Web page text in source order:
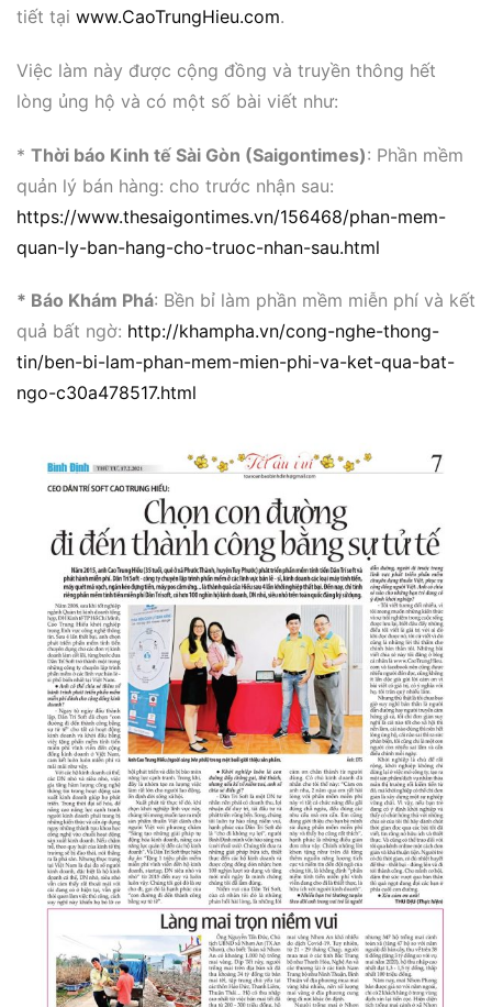
tiết tại www.CaoTrungHieu.com.
Việc làm này được cộng đồng và truyền thông hết
lòng ủng hộ và có một số bài viết như:
* Thời báo Kinh tế Sài Gòn (Saigontimes): Phần mềm
quản lý bán hàng: cho trước nhận sau:
https://www.thesaigontimes.vn/156468/phan-mem-
quan-ly-ban-hang-cho-truoc-nhan-sau.html
* Báo Khám Phá: Bền bỉ làm phần mềm miễn phí và kết
quả bất ngờ: http://khampha.vn/cong-nghe-thong-
tin/ben-bi-lam-phan-mem-mien-phi-va-ket-qua-bat-
ngo-c30a478517.html